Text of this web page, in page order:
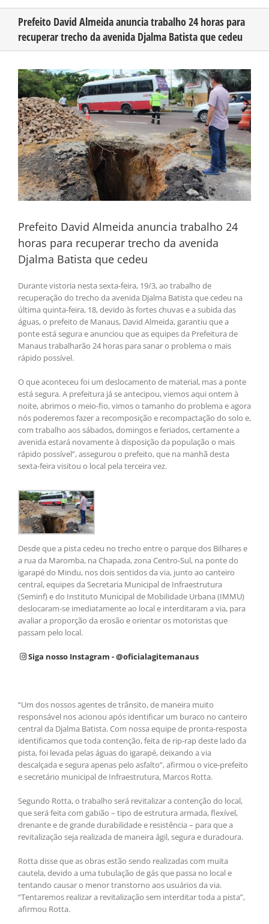
CONHEÇA O AMAZONAS
PUBLICIDADE
CONTATO
Prefeito David Almeida anuncia trabalho 24 horas para
recuperar trecho da avenida Djalma Batista que cedeu
View
Larger
Image
Prefeito David Almeida anuncia trabalho 24
horas para recuperar trecho da avenida
Djalma Batista que cedeu
Durante vistoria nesta sexta-feira, 19/3, ao trabalho de
recuperação do trecho da avenida Djalma Batista que cedeu na
última quinta-feira, 18, devido às fortes chuvas e a subida das
águas, o prefeito de Manaus, David Almeida, garantiu que a
ponte está segura e anunciou que as equipes da Prefeitura de
Manaus trabalharão 24 horas para sanar o problema o mais
rápido possível.
O que aconteceu foi um deslocamento de material, mas a ponte
está segura. A prefeitura já se antecipou, viemos aqui ontem à
noite, abrimos o meio-fio, vimos o tamanho do problema e agora
nós poderemos fazer a recomposição e recompactação do solo e,
com trabalho aos sábados, domingos e feriados, certamente a
avenida estará novamente à disposição da população o mais
rápido possível”, assegurou o prefeito, que na manhã desta
sexta-feira visitou o local pela terceira vez.
Desde que a pista cedeu no trecho entre o parque dos Bilhares e
a rua da Maromba, na Chapada, zona Centro-Sul, na ponte do
igarapé do Mindu, nos dois sentidos da via, junto ao canteiro
central, equipes da Secretaria Municipal de Infraestrutura
(Seminf) e do Instituto Municipal de Mobilidade Urbana (IMMU)
deslocaram-se imediatamente ao local e interditaram a via, para
avaliar a proporção da erosão e orientar os motoristas que
passam pelo local.
Siga nosso Instagram - @oficialagitemanaus
“Um dos nossos agentes de trânsito, de maneira muito
responsável nos acionou após identificar um buraco no canteiro
central da Djalma Batista. Com nossa equipe de pronta-resposta
identificamos que toda contenção, feita de rip-rap deste lado da
pista, foi levada pelas águas do igarapé, deixando a via
descalçada e segura apenas pelo asfalto”, afirmou o vice-prefeito
e secretário municipal de Infraestrutura, Marcos Rotta.
Segundo Rotta, o trabalho será revitalizar a contenção do local,
que será feita com gabião – tipo de estrutura armada, flexível,
drenante e de grande durabilidade e resistência – para que a
revitalização seja realizada de maneira ágil, segura e duradoura.
Rotta disse que as obras estão sendo realizadas com muita
cautela, devido a uma tubulação de gás que passa no local e
tentando causar o menor transtorno aos usuários da via.
“Tentaremos realizar a revitalização sem interditar toda a pista”,
afirmou Rotta.